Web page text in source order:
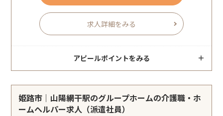
求人詳細をみる
アピールポイントをみる
姫路市｜山陽網干駅のグループホームの介護職・ホ
ームヘルパー求人（派遣社員）